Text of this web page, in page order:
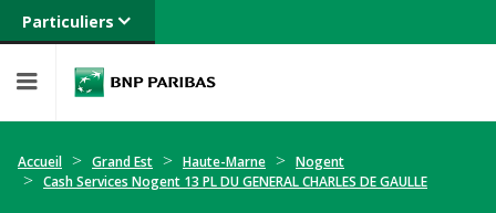
Particuliers
Banque privée
Entreprises
Accueil Grand Est Haute-Marne
Nogent
Cash Services Nogent 13 PL DU GENERAL CHARLES DE GAULLE